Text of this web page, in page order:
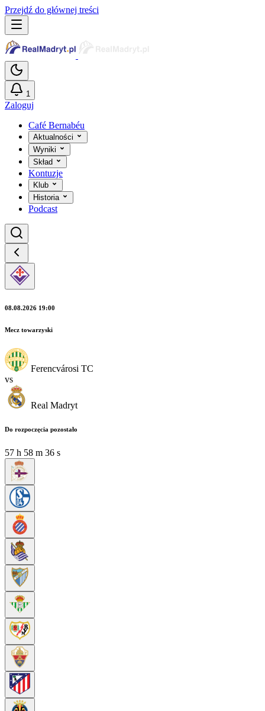
Przejdź do głównej treści
1
Zaloguj
Café Bernabéu
Aktualności
Wyniki
Skład
Kontuzje
Klub
Historia
Podcast
08.08.2026 19:00
Mecz towarzyski
Ferencvárosi TC
vs
Real Madryt
Do rozpoczęcia pozostało
57 h 58 m 36 s